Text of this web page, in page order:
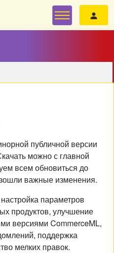
публичной версии
можно с главной
всем обновиться до
важные изменения.
параметров
продуктов, улучшение
версиями CommerceML,
поддержка
мелких правок.